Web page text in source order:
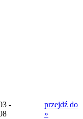
-
przejdź do
»